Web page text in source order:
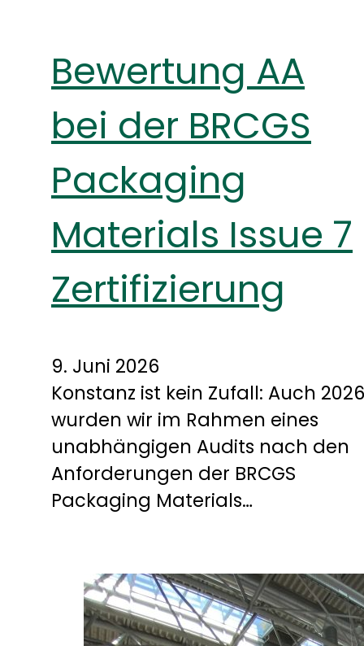
Bewertung AA
bei der BRCGS
Packaging
Materials Issue 7
Zertifizierung
9. Juni 2026
Konstanz ist kein Zufall: Auch 2026
wurden wir im Rahmen eines
unabhängigen Audits nach den
Anforderungen der BRCGS
Packaging Materials…